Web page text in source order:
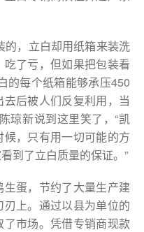
的，立白却用纸箱来装洗
了亏，但如果把包装看
的每个纸箱能够承压450
后被人们反复利用，当
琼新说到这里笑了，“凯
，只有用一切可能的方
到了立白质量的保证。”
蛋，节约了大量生产建
上。通过以县为单位的
市场。凭借专销商现款